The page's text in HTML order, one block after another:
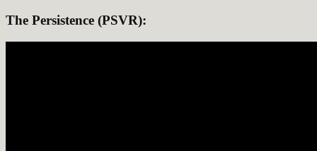
The Persistence (PSVR):